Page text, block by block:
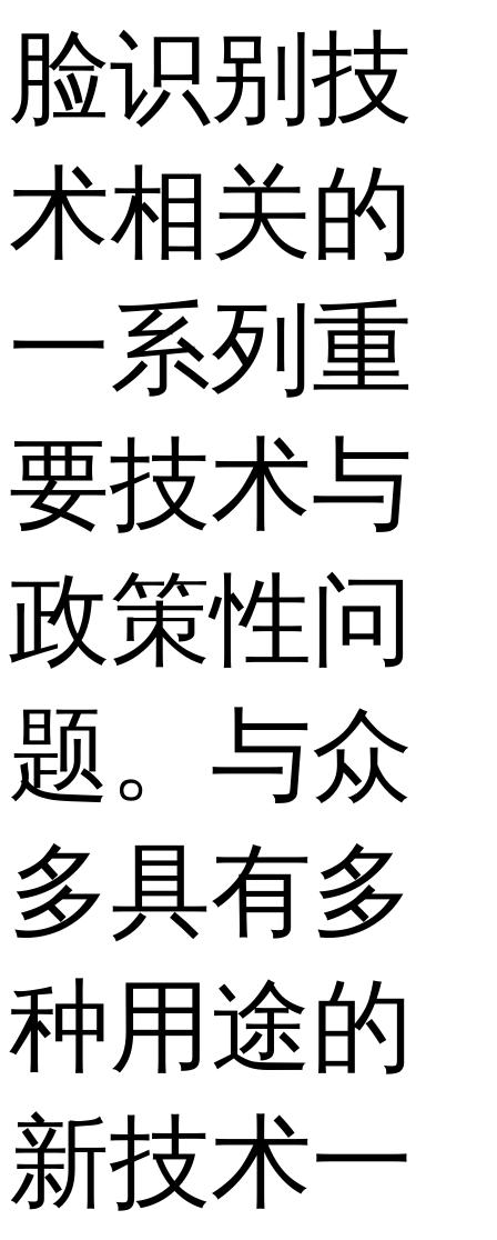
脸识别技
术相关的
一系列重
要技术与
政策性问
题。与众
多具有多
种用途的
新技术一